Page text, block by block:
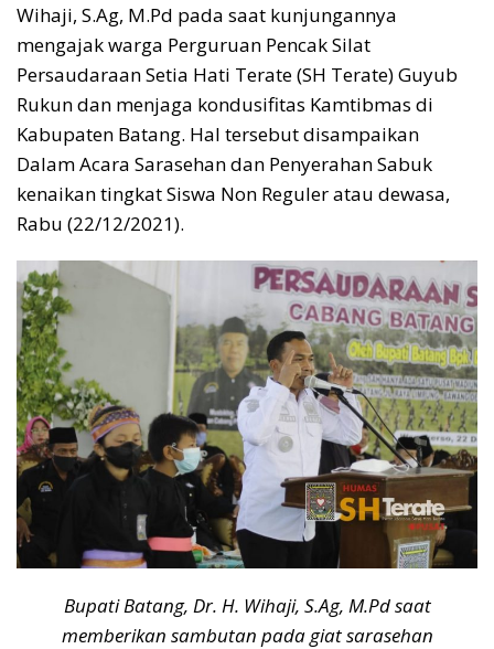
Wihaji, S.Ag, M.Pd pada saat kunjungannya
mengajak warga Perguruan Pencak Silat
Persaudaraan Setia Hati Terate (SH Terate) Guyub
Rukun dan menjaga kondusifitas Kamtibmas di
Kabupaten Batang. Hal tersebut disampaikan
Dalam Acara Sarasehan dan Penyerahan Sabuk
kenaikan tingkat Siswa Non Reguler atau dewasa,
Rabu (22/12/2021).
Bupati Batang, Dr. H. Wihaji, S.Ag, M.Pd saat
memberikan sambutan pada giat sarasehan